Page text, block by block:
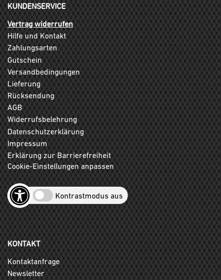
KUNDENSERVICE
Vertrag widerrufen
Hilfe und Kontakt
Zahlungsarten
Gutschein
Versandbedingungen
Lieferung
Rücksendung
AGB
Widerrufsbelehrung
Datenschutzerklärung
Impressum
Erklärung zur Barrierefreiheit
Cookie-Einstellungen anpassen
Kontrastmodus aus
KONTAKT
Kontaktanfrage
Newsletter